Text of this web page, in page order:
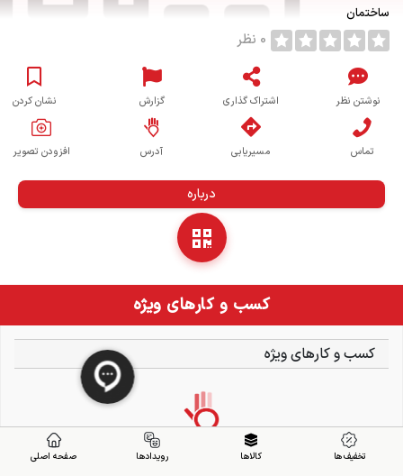
ساختمان
0 نظر
نوشتن نظر اشتراک گذاری گزارش نشان کردن
تماس مسیریابی آدرس افزودن تصویر
درباره
کسب و کارهای ویژه
کسب و کارهای ویژه
تخفیف ها کالاها رویدادها صفحه اصلی